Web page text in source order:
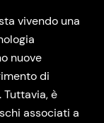
vivendo una
nuove
di
è
associati a